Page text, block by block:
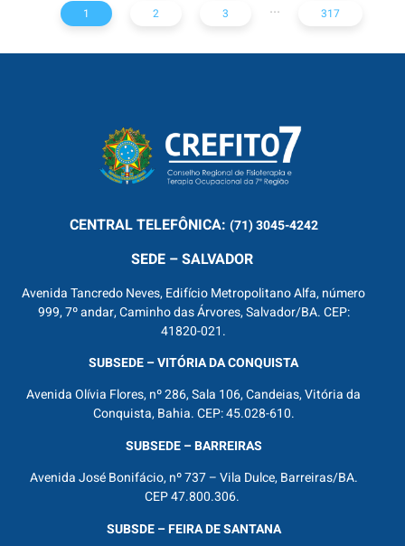
1 2 3 ... 317
CENTRALTELEFÔNICA: (71) 3045-4242
SEDE – SALVADOR
Avenida Tancredo Neves, Edifício Metropolitano Alfa, número
999, 7º andar, Caminho das Árvores, Salvador/BA. CEP:
41820-021.
SUBSEDE – VITÓRIA DA CONQUISTA
Avenida Olívia Flores, nº 286, Sala 106, Candeias, Vitória da
Conquista, Bahia. CEP: 45.028-610.
SUBSEDE – BARREIRAS
Avenida José Bonifácio, nº 737 – Vila Dulce, Barreiras/BA.
CEP 47.800.306.
SUBSDE – FEIRA DE SANTANA